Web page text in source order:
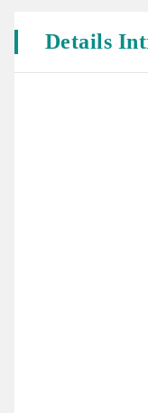
Details